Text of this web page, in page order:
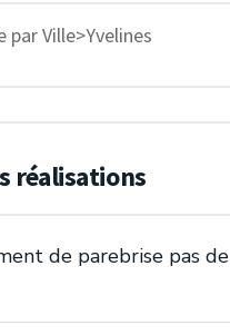
Ville>Yvelines
réalisations
de parebrise pas de